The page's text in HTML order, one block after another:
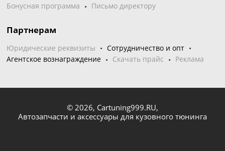
Бонусная программа
Письмо директору
Партнерам
Юридические реквизиты
Сотрудничество и опт
Агентское вознаграждение
Скачать прайс Реклама
© 2026, Cartuning999.RU,
Автозапчасти и аксессуары для кузовного тюнинга